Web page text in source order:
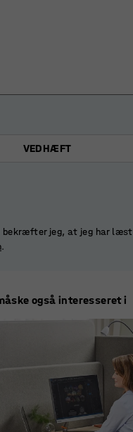
VEDHÆFT
bekræfter jeg, at jeg har læst
.
også interesseret i